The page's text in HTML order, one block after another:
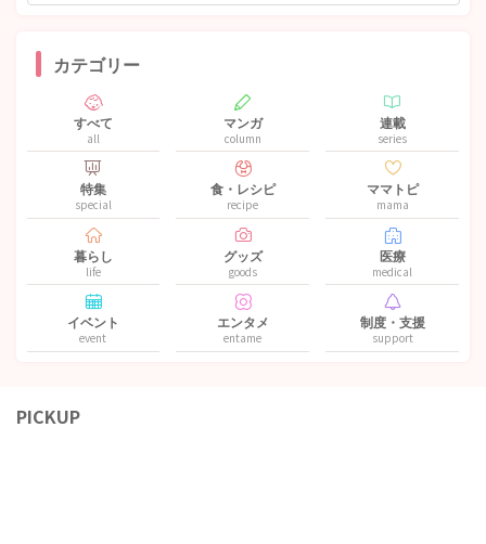
カテゴリー
すべて
all
マンガ
column
連載
series
特集
special
食・レシピ
recipe
ママトピ
mama
暮らし
life
グッズ
goods
医療
medical
イベント
event
エンタメ
entame
制度・支援
support
PICKUP